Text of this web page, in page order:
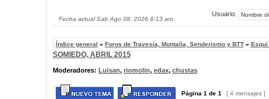
Fecha actual Sab Ago 08, 2026 6:13 am
Usuario:
Índice general » Foros de Travesía, Montaña, Senderismo y BTT» Esquí
SOMIEDO, ABRIL 2015
Moderadores: Luisan, riomolin, edax, chustas
Página 1 de 1 [ 4 mensajes ]